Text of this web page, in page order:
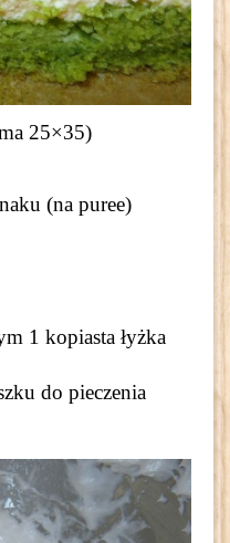
25×35)
(na puree)
1 kopiasta łyżka
do pieczenia